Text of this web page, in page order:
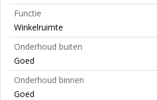
Functie
Winkelruimte
Onderhoud buiten
Goed
Onderhoud binnen
Goed